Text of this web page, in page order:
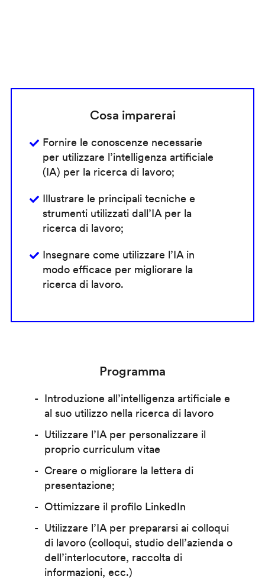
Cosa imparerai
Fornire le conoscenze necessarie
per utilizzare l’intelligenza artificiale
(IA) per la ricerca di lavoro;
Illustrare le principali tecniche e
strumenti utilizzati dall’IA per la
ricerca di lavoro;
Insegnare come utilizzare l’IA in
modo efficace per migliorare la
ricerca di lavoro.
Programma
Introduzione all’intelligenza artificiale e
al suo utilizzo nella ricerca di lavoro
Utilizzare l’IA per personalizzare il
proprio curriculum vitae
Creare o migliorare la lettera di
presentazione;
Ottimizzare il profilo LinkedIn
Utilizzare l’IA per prepararsi ai colloqui
di lavoro (colloqui, studio dell’azienda o
dell’interlocutore, raccolta di
informazioni, ecc.)